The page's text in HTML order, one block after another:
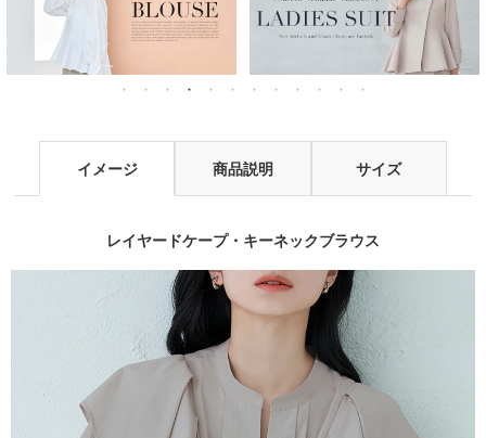
イメージ 商品説明 サイズ
レイヤードケープ・キーネックブラウス